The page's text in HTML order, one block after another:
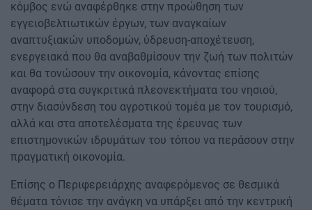
κόμβος ενώ αναφέρθηκε στην προώθηση των
εγγειοβελτιωτικών έργων, των αναγκαίων
αναπτυξιακών υποδομών, ύδρευση-αποχέτευση,
ενεργειακά που θα αναβαθμίσουν την ζωή των πολιτών
και θα τονώσουν την οικονομία, κάνοντας επίσης
αναφορά στα συγκριτικά πλεονεκτήματα του νησιού,
στην διασύνδεση του αγροτικού τομέα με τον τουρισμό,
αλλά και στα αποτελέσματα της έρευνας των
επιστημονικών ιδρυμάτων του τόπου να περάσουν στην
πραγματική οικονομία.
Επίσης ο Περιφερειάρχης αναφερόμενος σε θεσμικά
θέματα τόνισε την ανάγκη να υπάρξει από την κεντρική